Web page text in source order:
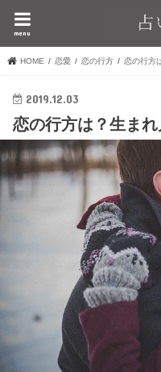
menu
HOME 恋愛 恋の行方 恋の行方
2019.12.03
恋の行方は？生ま